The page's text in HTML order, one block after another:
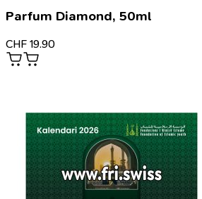
Parfum Diamond, 50ml
CHF 19.90